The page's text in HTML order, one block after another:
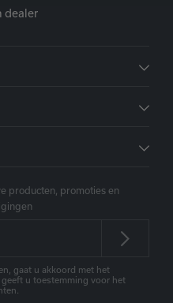
dealer
producten, promoties en
gaat u akkoord met het
u toestemming voor het